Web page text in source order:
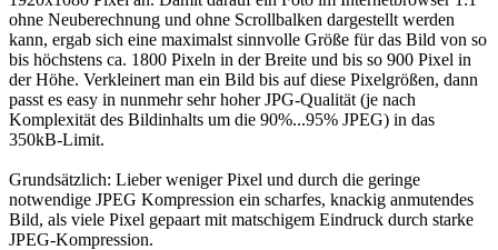
ohne Neuberechnung und ohne Scrollbalken dargestellt werden
kann, ergab sich eine maximalst sinnvolle Größe für das Bild von so
bis höchstens ca. 1800 Pixeln in der Breite und bis so 900 Pixel in
der Höhe. Verkleinert man ein Bild bis auf diese Pixelgrößen, dann
passt es easy in nunmehr sehr hoher JPG-Qualität (je nach
Komplexität des Bildinhalts um die 90%...95% JPEG) in das
350kB-Limit.
Grundsätzlich: Lieber weniger Pixel und durch die geringe
notwendige JPEG Kompression ein scharfes, knackig anmutendes
Bild, als viele Pixel gepaart mit matschigem Eindruck durch starke
JPEG-Kompression.